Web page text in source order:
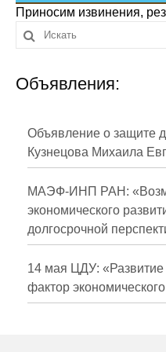
Сотрудники
Отчетность
Публикации
Научная жизнь
Издания
Проблемы
О журнале
Приносим извинения,
Объявления:
Объявление о защите
Кузнецова Михаила
МАЭФ-ИНП РАН:
экономического
долгосрочной
14 мая ЦДУ: «Развитие
фактор